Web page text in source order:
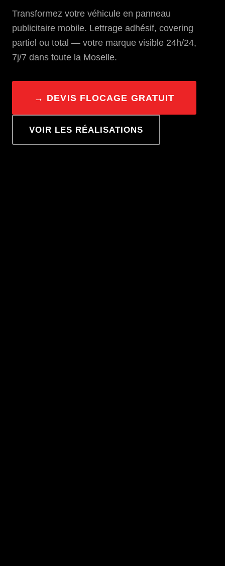
Transformez votre véhicule en panneau
publicitaire mobile. Lettrage adhésif, covering
partiel ou total — votre marque visible 24h/24,
7j/7 dans toute la Moselle.
→ DEVIS FLOCAGE GRATUIT
VOIR LES RÉALISATIONS